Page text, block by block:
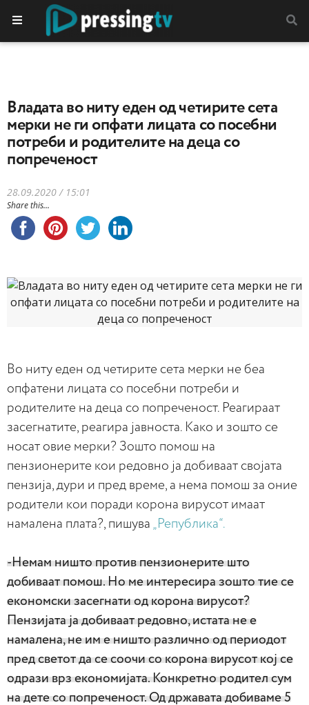
Владата во ниту еден од четирите сета
мерки не ги опфати лицата со посебни
потреби и родителите на деца со
попреченост
28.09.2020 / 15:01
Share this...
Во ниту еден од четирите сета мерки не беа
опфатени лицата со посебни потреби и
родителите на деца со попреченост. Реагираат
засегнатите, реагира јавноста. Како и зошто се
носат овие мерки? Зошто помош на
пензионерите кои редовно ја добиваат својата
пензија, дури и пред време, а нема помош за оние
родители кои поради корона вирусот имаат
намалена плата?, пишува „Република“.
-Немам ништо против пензионерите што
добиваат помош. Но ме интересира зошто тие се
економски засегнати од корона вирусот?
Пензијата ја добиваат редовно, истата не е
намалена, не им е ништо различно од периодот
пред светот да се соочи со корона вирусот кој се
одрази врз економијата. Конкретно родител сум
на дете со попреченост. Од државата добиваме 5